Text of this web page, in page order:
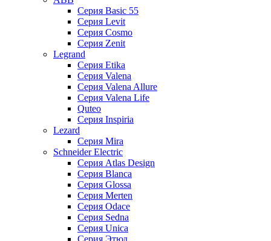
Серия Basic 55
Серия Levit
Серия Cosmo
Серия Zenit
Legrand
Серия Etika
Серия Valena
Серия Valena Allure
Серия Valena Life
Quteo
Серия Inspiria
Lezard
Серия Mira
Schneider Electric
Серия Atlas Design
Серия Blanca
Серия Glossa
Серия Merten
Серия Odace
Серия Sedna
Серия Unica
Серия Этюд